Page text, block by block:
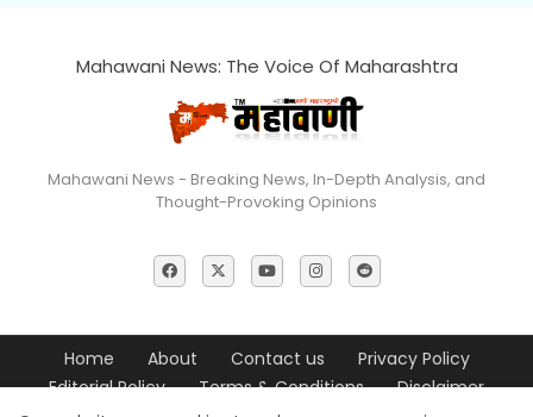
Mahawani News: The Voice Of Maharashtra
Mahawani News - Breaking News, In-Depth Analysis, and
Thought-Provoking Opinions
Home About Contact us
Privacy Policy
Editorial Policy
Terms & Conditions Disclaimer